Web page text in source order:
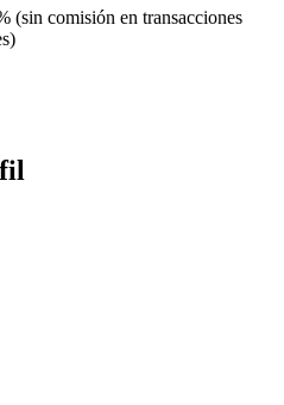
(sin comisión en transacciones